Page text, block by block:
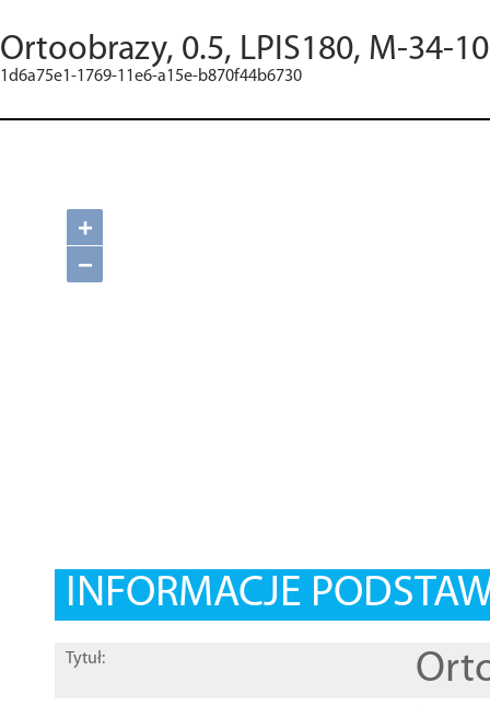
Ortoobrazy, 0.5, LPIS180, M-34-
1d6a75e1-1769-11e6-a15e-b870f44b6730
+
−
INFORMACJE
Tytuł: